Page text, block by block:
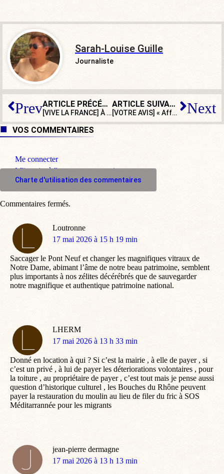
Sarah-Louise Guille
Journaliste
Prev ARTICLE PRÉCÉDENT
[VIVE LA FRANCE] À Niedermorschwihr, le Suisse d’église a 20 ans !
ARTICLE SUIVANT
[VOTRE AVIS] « Affaire Brigifle » : Brigitte Macron doit-elle s’expliquer ? Next
VOS COMMENTAIRES
Me connecter
M'inscrire à l'espace commentaire
Charte d'utilisation des commentaires
Loutronne
dit
17 mai 2026 à 15 h 19 min
Saccager le Pont Neuf et changer les magnifiques vitraux de
Notre Dame, abimant l’âme de notre beau patrimoine, semblent
plus importants à nos zélites décérébrés que de sauvegarder
notre magnifique et authentique patrimoine national.
LHERM
dit
17 mai 2026 à 13 h 33 min
Donné en location à qui ? Si c’est la mairie , à elle de payer , si
c’est un privé , à lui de payer les déteriorations volontaires , pour
la toiture , au propriétaire de payer , c’est tout mais je pense aussi
question d’historique culturel , les Bouches du Rhône peuvent
payer la restauration du moulin au lieu de filer du fric à SOS
Méditarrannée pour les migrants
jean-pierre dermagne
dit
17 mai 2026 à 13 h 13 min
Commentaires fermés.